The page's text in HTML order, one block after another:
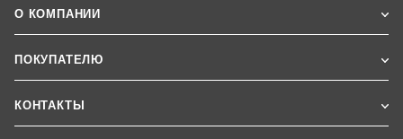
О КОМПАНИИ
ПОКУПАТЕЛЮ
КОНТАКТЫ